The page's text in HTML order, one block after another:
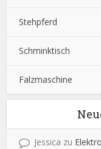
Stehpferd
Schminktisch
Falzmaschine
Jessica zu